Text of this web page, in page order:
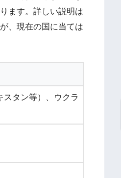
ます。詳しい説明は
、現在の国に当ては
スタン等）、ウクラ